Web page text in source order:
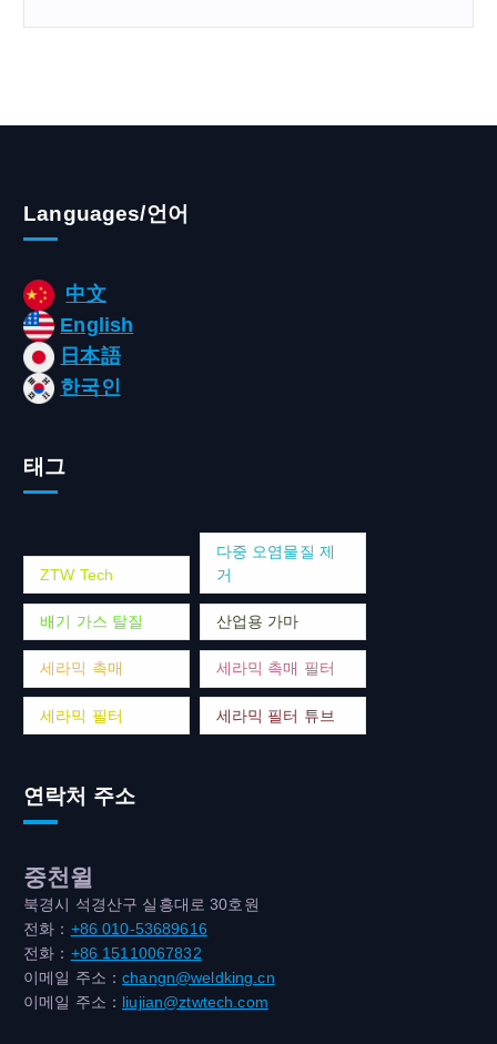
Languages/언어
中文
English
日本語
한국인
태그
ZTW Tech
다중 오염물질 제
거
배기 가스 탈질 산업용 가마
세라믹 촉매 세라믹 촉매 필터
세라믹 필터 세라믹 필터 튜브
연락처 주소
중천윌
북경시 석경산구 실흥대로 30호원
전화： +86 010-53689616
전화： +86 15110067832
이메일 주소：changn@weldking.cn
이메일 주소： liujian@ztwtech.com